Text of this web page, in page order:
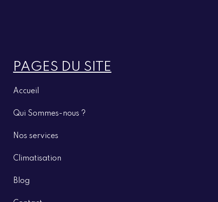
PAGES DU SITE
Accueil
Qui Sommes-nous ?
Nos services
Climatisation
Blog